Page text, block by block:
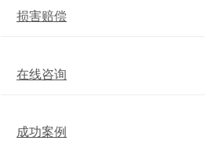
损害赔偿
在线咨询
成功案例